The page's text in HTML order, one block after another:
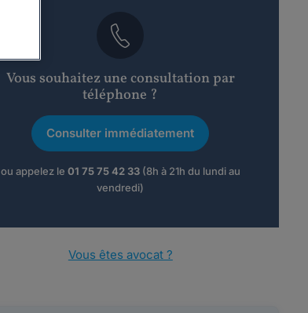
Vous souhaitez une consultation par
téléphone ?
Consulter immédiatement
ou appelez le 01 75 75 42 33(8h à 21h du lundi au
vendredi)
Vous êtes avocat ?